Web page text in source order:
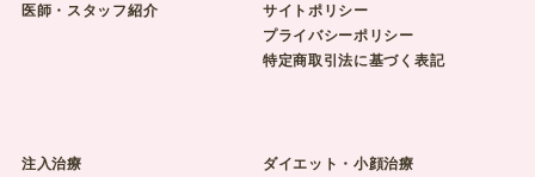
医師・スタッフ紹介
サイトポリシー
プライバシーポリシー
特定商取引法に基づく表記
注入治療
ダイエット・小顔治療